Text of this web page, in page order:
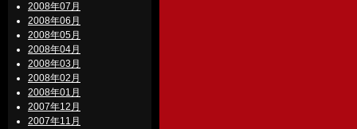
2008年07月
2008年06月
2008年05月
2008年04月
2008年03月
2008年02月
2008年01月
2007年12月
2007年11月